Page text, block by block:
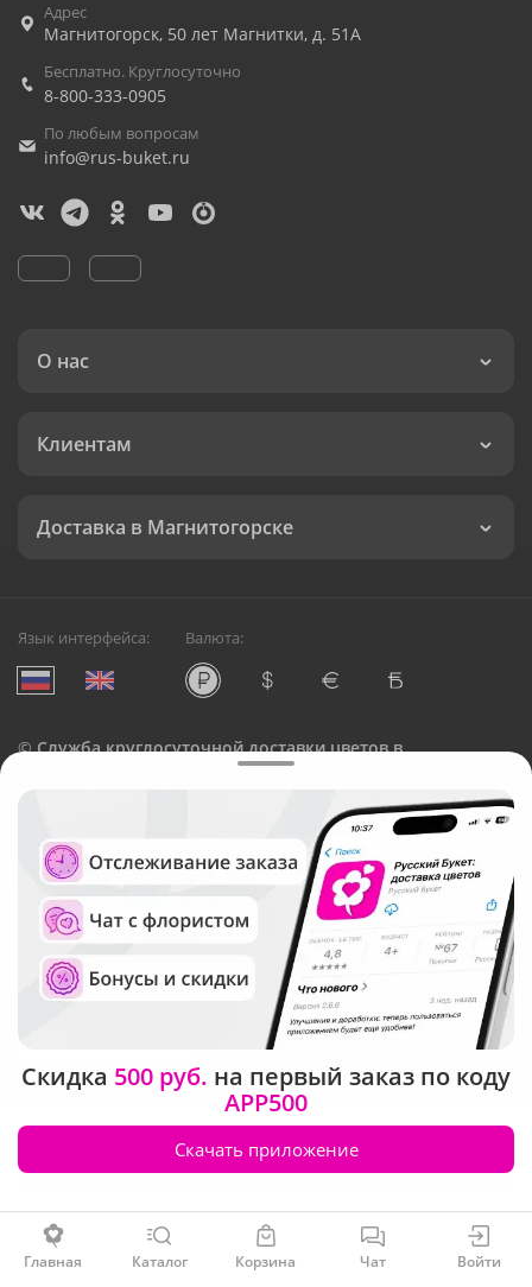
Заказать
Адрес
Магнитогорск, 50 лет Магнитки, д. 51А
Бесплатно. Круглосуточно
8-800-333-0905
По любым вопросам
info@rus-buket.ru
О нас
Клиентам
Доставка в Магнитогорске
Язык интерфейса: Валюта:
©Служба круглосуточной доставки цветов в
Русский Букет, 2026
Общество с ограниченной ответственностью «Технология»
ОГРН: 1195476081745, ИНН: 5410081997
Юридический адрес: г. Новосибирск, ул. Ипподромская,
д.42, оф. 3
Рейтинг Русского букета
Главная Каталог Корзина Чат Войти
Скидка 500 руб. на первый заказ по коду
APP500
Скачать приложение